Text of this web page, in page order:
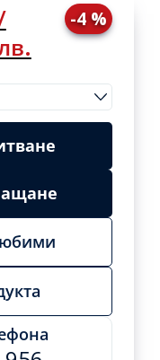
-4 %